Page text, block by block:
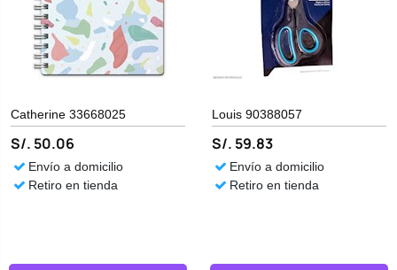
Catherine 33668025
S/. 50.06
Envío a domicilio
Retiro en tienda
Louis 90388057
S/. 59.83
Envío a domicilio
Retiro en tienda